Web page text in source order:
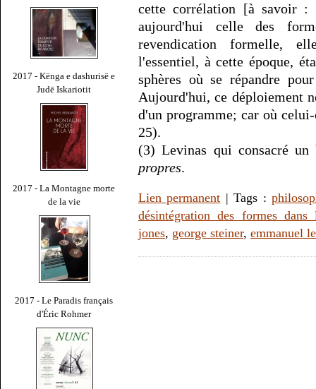
2017 - Kënga e dashurisë e
Judë Iskariotit
2017 - La Montagne morte
de la vie
2017 - Le Paradis français
d'Éric Rohmer
cette corrélation [à savoir :
aujourd'hui celle des
revendication formelle,
l'essentiel, à cette époque,
sphères où se répandre
Aujourd'hui, ce déploiement
d'un programme; car où
25).
(3) Levinas qui consacré
propres.
Lien permanent | Tags :
désintégration des formes dans
jones, george steiner, emmanuel